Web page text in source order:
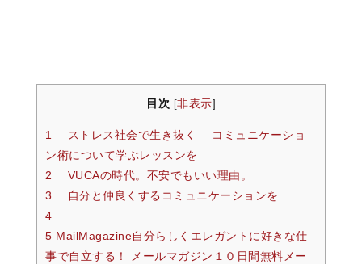
目次 非表示
1 ストレス社会で生き抜く コミュニケーショ
ン術について学ぶレッスンを
2 VUCAの時代。不安でもいい理由。
3 自分と仲良くするコミュニケーションを
4
5 MailMagazine自分らしくエレガントに好きな仕
事で自立する！ メールマガジン１０日間無料メー